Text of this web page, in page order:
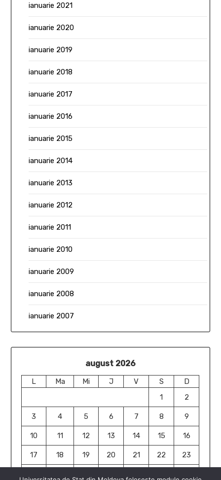
ianuarie 2021
ianuarie 2020
ianuarie 2019
ianuarie 2018
ianuarie 2017
ianuarie 2016
ianuarie 2015
ianuarie 2014
ianuarie 2013
ianuarie 2012
ianuarie 2011
ianuarie 2010
ianuarie 2009
ianuarie 2008
ianuarie 2007
august 2026
L Ma Mi J V S
D
1
2
3 4 5 6 7 8 9
10 11 12 13 14 15 16
17 18 19 20 21 22 23